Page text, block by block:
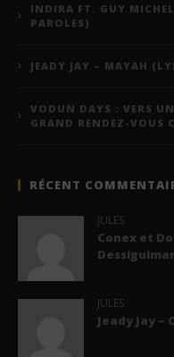
INDIRA FT. GUY
PAROLES)
JEADY JAY – MAYAH
VODUN DAYS : VERS
GRAND RENDEZ-VOUS
RÉCENT
JULES
Conex et
JULES
Jeady Jay –